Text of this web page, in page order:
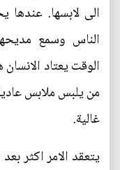
الى لابسها. عندها
الناس وسمع
الوقت يعتاد
من يلبس ملابس
غالية.
يتعقد الامر اكثر